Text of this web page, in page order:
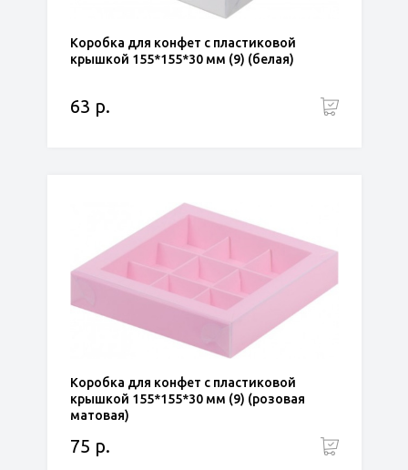
Коробка для конфет с пластиковой
крышкой 155*155*30 мм (9) (белая)
63 р.
Коробка для конфет с пластиковой
крышкой 155*155*30 мм (9) (розовая
матовая)
75 р.